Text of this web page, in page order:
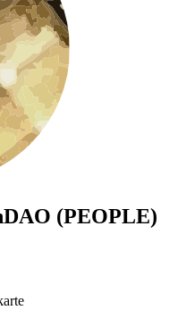
(PEOPLE)